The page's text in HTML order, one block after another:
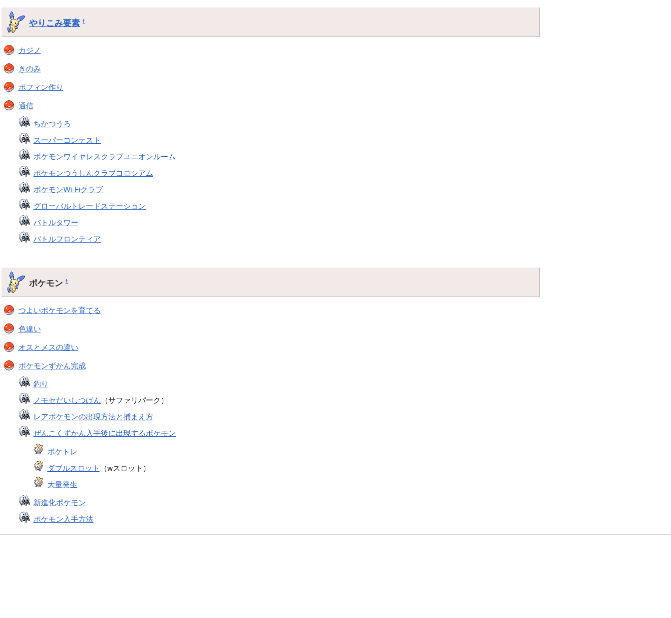
やりこみ要素 †
カジノ
きのみ
ポフィン作り
通信
ちかつうろ
スーパーコンテスト
ポケモンワイヤレスクラブユニオンルーム
ポケモンつうしんクラブコロシアム
ポケモンWi-Fiクラブ
グローバルトレードステーション
バトルタワー
バトルフロンティア
ポケモン†
つよいポケモンを育てる
色違い
オスとメスの違い
ポケモンずかん完成
釣り
ノモセだいしつげん （サファリパーク）
レアポケモンの出現方法と捕まえ方
ぜんこくずかん入手後に出現するポケモン
ポケトレ
ダブルスロット
（wスロット）
大量発生
新進化ポケモン
ポケモン入手方法